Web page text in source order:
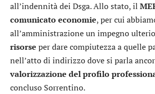
all’indennità dei Dsga. Allo stato, il
comunicato economie, per cui
all’amministrazione un impegno
risorse per dare compiutezza a quelle
nell’atto di indirizzo dove si parla
valorizzazione del profilo
concluso Sorrentino.